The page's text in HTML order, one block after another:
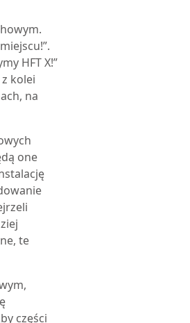
HFT X!”
kolei
na
one
te
części